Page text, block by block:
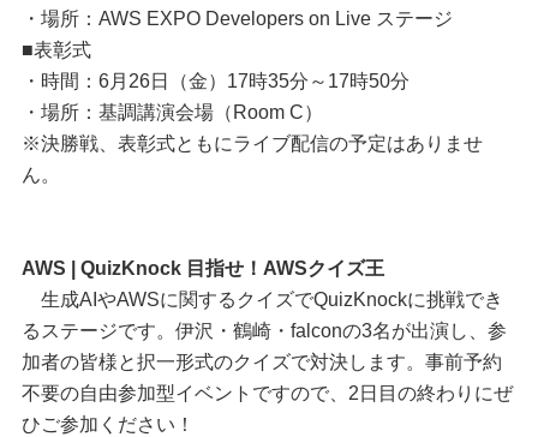
・場所：AWS EXPO Developers on Live ステージ
■表彰式
・時間：6月26日（金）17時35分～17時50分
・場所：基調講演会場（Room C）
※決勝戦、表彰式ともにライブ配信の予定はありませ
ん。
AWS | QuizKnock 目指せ！AWSクイズ王
生成AIやAWSに関するクイズでQuizKnockに挑戦でき
るステージです。伊沢・鶴崎・falconの3名が出演し、参
加者の皆様と択一形式のクイズで対決します。事前予約
不要の自由参加型イベントですので、2日目の終わりにぜ
ひご参加ください！